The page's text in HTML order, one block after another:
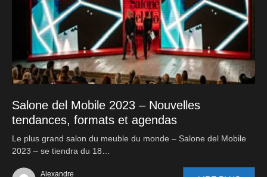
Salone del Mobile 2023 – Nouvelles
tendances, formats et agendas
Le plus grand salon du meuble du monde – Salone del Mobile
2023 – se tiendra du 18…
Alexandre